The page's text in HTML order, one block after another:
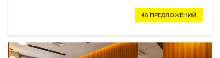
46 ПРЕДЛОЖЕНИЙ